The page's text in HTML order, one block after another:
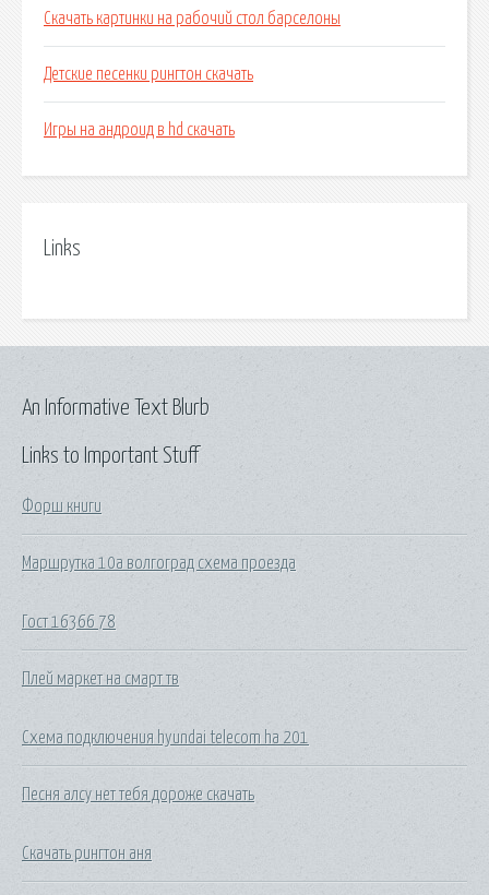
Скачать картинки на рабочий стол барселоны
Детские песенки рингтон скачать
Игры на андроид в hd скачать
Links
Links to Important Stuff
Форш книги
Маршрутка 10а волгоград схема проезда
Гост 16366 78
Плей маркет на смарт тв
Схема подключения hyundai telecom ha 201
Песня алсу нет тебя дороже скачать
Скачать рингтон аня
An Informative Text Blurb